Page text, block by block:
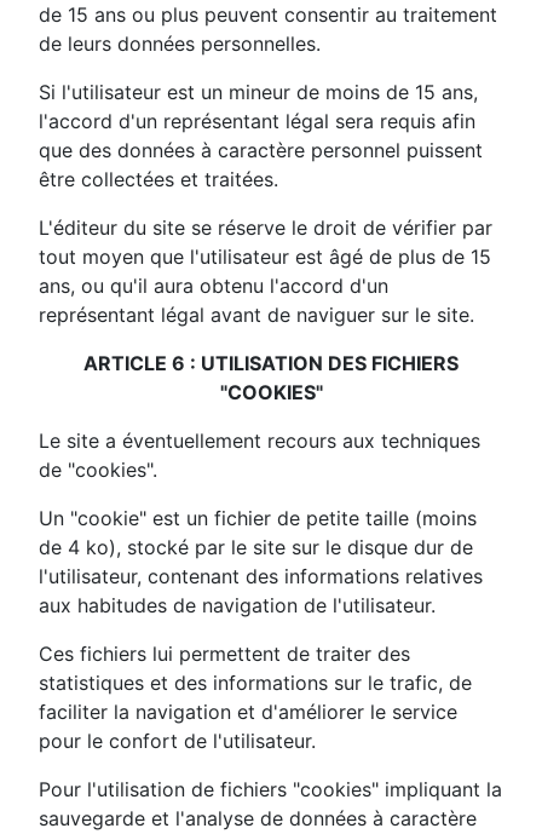
de 15 ans ou plus peuvent consentir au traitement
de leurs données personnelles.
Si l'utilisateur est un mineur de moins de 15 ans,
l'accord d'un représentant légal sera requis afin
que des données à caractère personnel puissent
être collectées et traitées.
L'éditeur du site se réserve le droit de vérifier par
tout moyen que l'utilisateur est âgé de plus de 15
ans, ou qu'il aura obtenu l'accord d'un
représentant légal avant de naviguer sur le site.
ARTICLE 6 : UTILISATION DES FICHIERS
"COOKIES"
Le site a éventuellement recours aux techniques
de "cookies".
Un "cookie" est un fichier de petite taille (moins
de 4 ko), stocké par le site sur le disque dur de
l'utilisateur, contenant des informations relatives
aux habitudes de navigation de l'utilisateur.
Ces fichiers lui permettent de traiter des
statistiques et des informations sur le trafic, de
faciliter la navigation et d'améliorer le service
pour le confort de l'utilisateur.
Pour l'utilisation de fichiers "cookies" impliquant la
sauvegarde et l'analyse de données à caractère